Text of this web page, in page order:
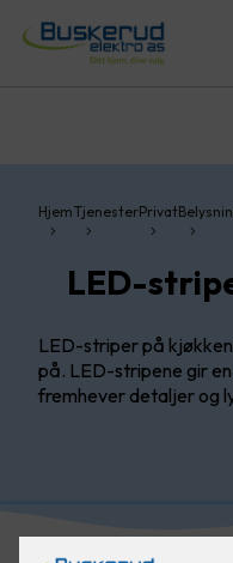
HjemTjenesterPrivat
LED-
LED-striper på
på. LED-stripene gir
fremhever detaljer og